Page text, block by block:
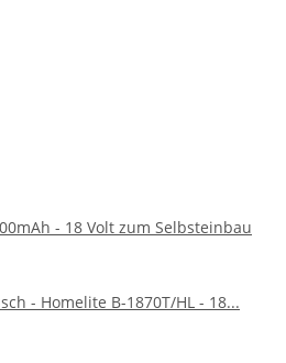
- 18 Volt zum Selbsteinbau